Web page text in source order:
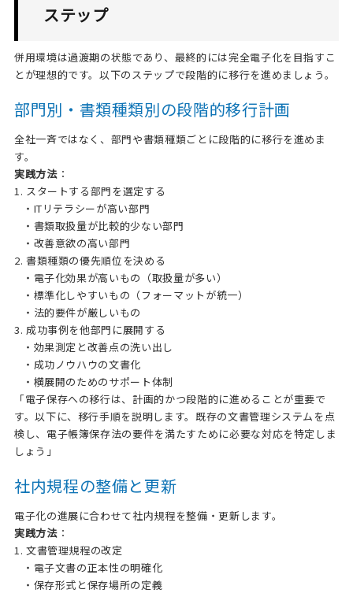
ステップ
併用環境は過渡期の状態であり、最終的には完全電子化を目指すこ
とが理想的です。以下のステップで段階的に移行を進めましょう。
部門別・書類種類別の段階的移行計画
全社一斉ではなく、部門や書類種類ごとに段階的に移行を進めま
す。
実践方法：
1. スタートする部門を選定する
・ITリテラシーが高い部門
・書類取扱量が比較的少ない部門
・改善意欲の高い部門
2. 書類種類の優先順位を決める
・電子化効果が高いもの（取扱量が多い）
・標準化しやすいもの（フォーマットが統一）
・法的要件が厳しいもの
3. 成功事例を他部門に展開する
・効果測定と改善点の洗い出し
・成功ノウハウの文書化
・横展開のためのサポート体制
「電子保存への移行は、計画的かつ段階的に進めることが重要で
す。以下に、移行手順を説明します。既存の文書管理システムを点
検し、電子帳簿保存法の要件を満たすために必要な対応を特定しま
しょう」
社内規程の整備と更新
電子化の進展に合わせて社内規程を整備・更新します。
実践方法：
1. 文書管理規程の改定
・電子文書の正本性の明確化
・保存形式と保存場所の定義